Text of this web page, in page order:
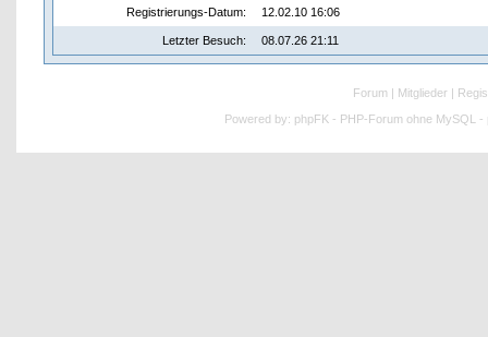
Registrierungs-Datum: 12.02.10 16:06
Letzter Besuch: 08.07.26 21:11
Forum | Mitglieder |
Powered by: phpFK - PHP-Forum ohne MySQL -